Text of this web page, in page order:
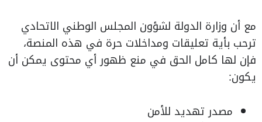
مع أن وزارة الدولة لشؤون المجلس الوطني الاتحادي
ترحب بأية تعليقات ومداخلات حرة في هذه المنصة،
فإن لها كامل الحق في منع ظهور أي محتوى يمكن أن
يكون:
مصدر تهديد للأمن